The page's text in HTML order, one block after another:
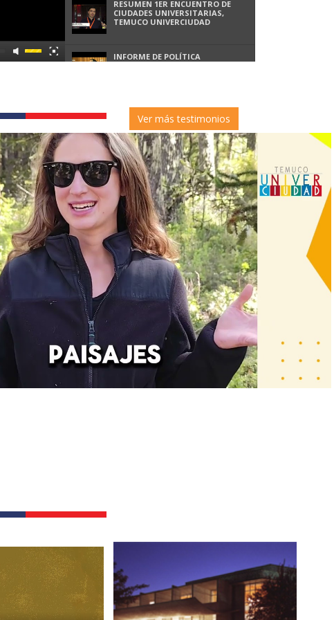
RESUMEN 1ER ENCUENTRO DE
CIUDADES UNIVERSITARIAS,
TEMUCO UNIVERCIUDAD
INFORME DE POLÍTICA
MONETARIA, IPOM - JUNIO 2022
ESCENARIO INTERNACIONAL
RELEVANTE PARA LA ECONOMÍA
INFLACIÓN EN CHILE: DINÁMICAS
Y DETERMINANTES
2DO TORNEO DE AJEDREZ ONLINE
TEMUCOUNIVERCIUDAD 2021
IDENTIDAD CULTURAL DE
TEMUCO E IBAGUÉ
BUENAS PRÁCTICAS EN
INTERNACIONALIZACIÓN
CONVERSATORIO CIUDADANÍA
Ver más testimonios